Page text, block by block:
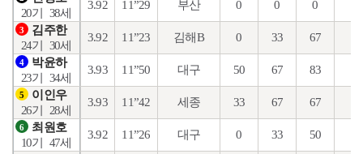
20기
38세
3.92 11”29 부산 0 0 0
3
김주한
24기
30세
3.92 11”23 김해B 0 33 67
4
박윤하
23기
34세
3.93 11”50 대구 50 67 83
5
이인우
26기
28세
3.93 11”42 세종 33 67 67
6
최원호
10기
47세
3.92 11”26 대구 0 33 50